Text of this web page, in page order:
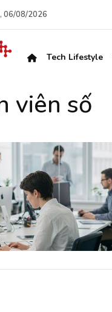
06/08/2026
Tech Lifestyle
viên số